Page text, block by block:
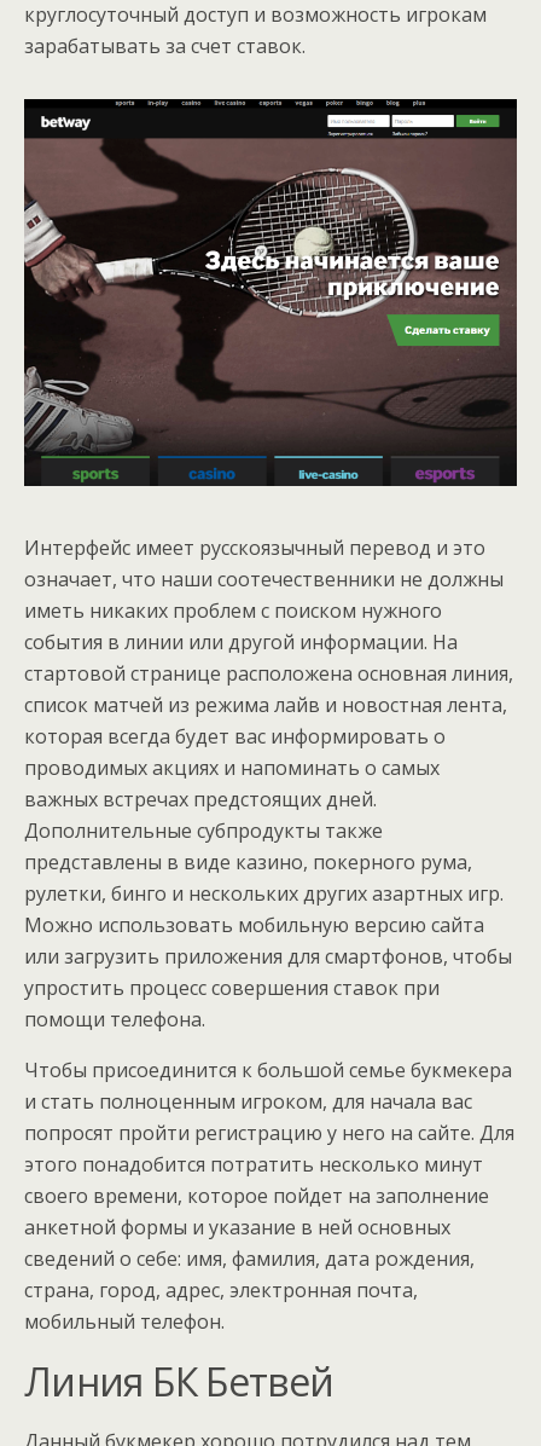
круглосуточный доступ и возможность игрокам
зарабатывать за счет ставок.
Интерфейс имеет русскоязычный перевод и это
означает, что наши соотечественники не должны
иметь никаких проблем с поиском нужного
события в линии или другой информации. На
стартовой странице расположена основная линия,
список матчей из режима лайв и новостная лента,
которая всегда будет вас информировать о
проводимых акциях и напоминать о самых
важных встречах предстоящих дней.
Дополнительные субпродукты также
представлены в виде казино, покерного рума,
рулетки, бинго и нескольких других азартных игр.
Можно использовать мобильную версию сайта
или загрузить приложения для смартфонов, чтобы
упростить процесс совершения ставок при
помощи телефона.
Чтобы присоединится к большой семье букмекера
и стать полноценным игроком, для начала вас
попросят пройти регистрацию у него на сайте. Для
этого понадобится потратить несколько минут
своего времени, которое пойдет на заполнение
анкетной формы и указание в ней основных
сведений о себе: имя, фамилия, дата рождения,
страна, город, адрес, электронная почта,
мобильный телефон.
Линия БК Бетвей